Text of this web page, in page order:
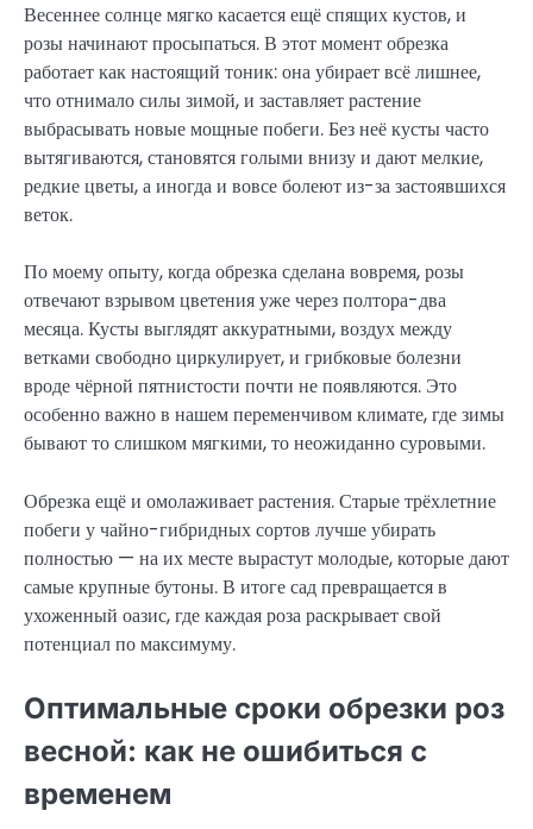
Весеннее солнце мягко касается ещё спящих кустов, и
розы начинают просыпаться. В этот момент обрезка
работает как настоящий тоник: она убирает всё лишнее,
что отнимало силы зимой, и заставляет растение
выбрасывать новые мощные побеги. Без неё кусты часто
вытягиваются, становятся голыми внизу и дают мелкие,
редкие цветы, а иногда и вовсе болеют из-за застоявшихся
веток.
По моему опыту, когда обрезка сделана вовремя, розы
отвечают взрывом цветения уже через полтора-два
месяца. Кусты выглядят аккуратными, воздух между
ветками свободно циркулирует, и грибковые болезни
вроде чёрной пятнистости почти не появляются. Это
особенно важно в нашем переменчивом климате, где зимы
бывают то слишком мягкими, то неожиданно суровыми.
Обрезка ещё и омолаживает растения. Старые трёхлетние
побеги у чайно-гибридных сортов лучше убирать
полностью — на их месте вырастут молодые, которые дают
самые крупные бутоны. В итоге сад превращается в
ухоженный оазис, где каждая роза раскрывает свой
потенциал по максимуму.
Оптимальные сроки обрезки роз
весной: как не ошибиться с
временем